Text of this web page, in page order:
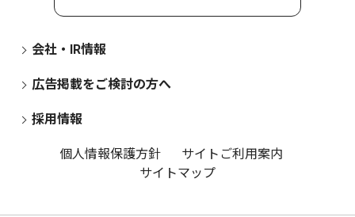
会社・IR情報
広告掲載をご検討の方へ
採用情報
個人情報保護方針
サイトご利用案内
サイトマップ